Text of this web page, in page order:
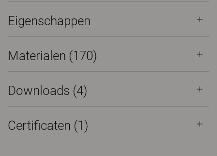
Eigenschappen
Materialen (170)
Downloads (4)
Certificaten (1 )